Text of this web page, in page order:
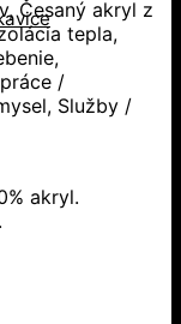
Česaný akryl z
tepla,
/
Služby /
akryl.